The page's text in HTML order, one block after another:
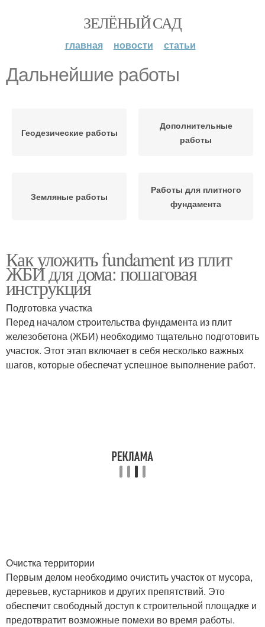
ЗЕЛЁНЫЙ САД
главная новости статьи
Дальнейшие работы
Геодезические работы
Дополнительные
работы
Земляные работы
Работы для плитного
фундамента
Как уложить fundament из плит
ЖБИ для дома: пошаговая
инструкция
Подготовка участка
Перед началом строительства фундамента из плит
железобетона (ЖБИ) необходимо тщательно подготовить
участок. Этот этап включает в себя несколько важных
шагов, которые обеспечат успешное выполнение работ.
Очистка территории
Первым делом необходимо очистить участок от мусора,
деревьев, кустарников и других препятствий. Это
обеспечит свободный доступ к строительной площадке и
предотвратит возможные помехи во время работы.